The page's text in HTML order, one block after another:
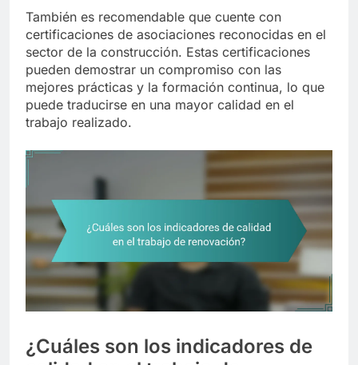
También es recomendable que cuente con
certificaciones de asociaciones reconocidas en el
sector de la construcción. Estas certificaciones
pueden demostrar un compromiso con las
mejores prácticas y la formación continua, lo que
puede traducirse en una mayor calidad en el
trabajo realizado.
¿Cuáles son los indicadores de